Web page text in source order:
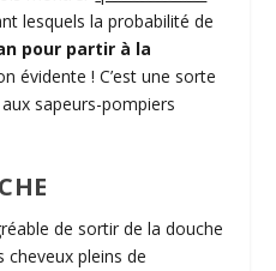
lesquels la probabilité de
pour partir à la
évidente ! C’est une sorte
sapeurs-pompiers
de sortir de la douche
pleins de